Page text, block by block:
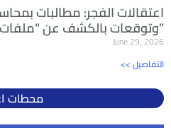
اعتقالات الفجر: مطالبات
وتوقعات بالكشف عن “ملفات خطيرة”
June 29, 2026
<< التفاصيل
محطات